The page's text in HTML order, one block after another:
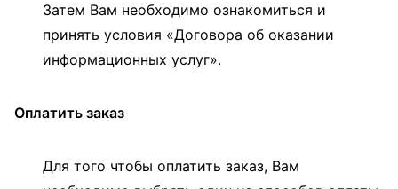
Затем Вам необходимо ознакомиться и
принять условия «Договора об оказании
информационных услуг».
Оплатить заказ
Для того чтобы оплатить заказ, Вам